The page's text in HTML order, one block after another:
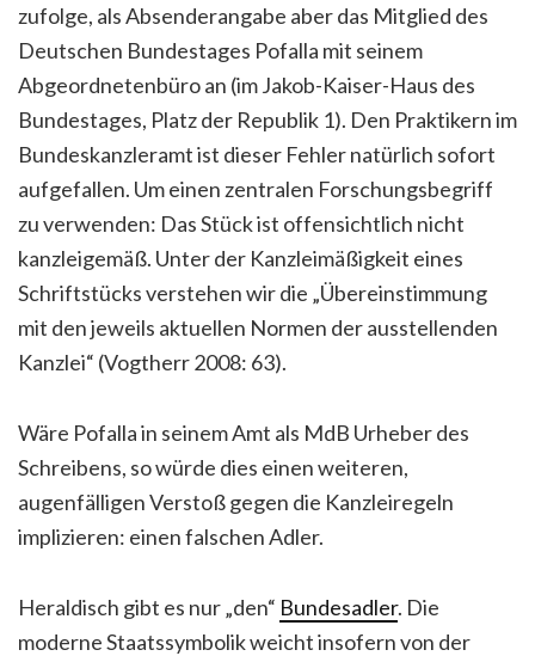
zufolge, als Absenderangabe aber das Mitglied des
Deutschen Bundestages Pofalla mit seinem
Abgeordnetenbüro an (im Jakob-Kaiser-Haus des
Bundestages, Platz der Republik 1). Den Praktikern im
Bundeskanzleramt ist dieser Fehler natürlich sofort
aufgefallen. Um einen zentralen Forschungsbegriff
zu verwenden: Das Stück ist offensichtlich nicht
kanzleigemäß. Unter der Kanzleimäßigkeit eines
Schriftstücks verstehen wir die „Übereinstimmung
mit den jeweils aktuellen Normen der ausstellenden
Kanzlei“ (Vogtherr 2008: 63).
Wäre Pofalla in seinem Amt als MdB Urheber des
Schreibens, so würde dies einen weiteren,
augenfälligen Verstoß gegen die Kanzleiregeln
implizieren: einen falschen Adler.
Heraldisch gibt es nur „den“ Bundesadler. Die
moderne Staatssymbolik weicht insofern von der